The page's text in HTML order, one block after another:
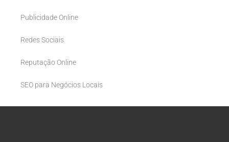
Publicidade Online
Redes Sociais
Reputação Online
SEO para Negócios Locais